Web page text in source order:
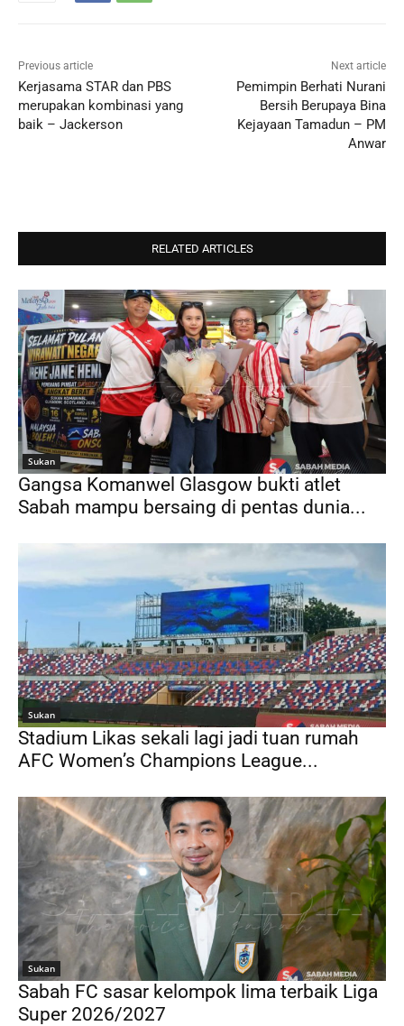
Previous article
Kerjasama STAR dan PBS
merupakan kombinasi yang
baik – Jackerson
Next article
Pemimpin Berhati Nurani
Bersih Berupaya Bina
Kejayaan Tamadun – PM
Anwar
RELATED ARTICLES
Sukan
Gangsa Komanwel Glasgow bukti atlet
Sabah mampu bersaing di pentas dunia...
Sukan
Stadium Likas sekali lagi jadi tuan rumah
AFC Women’s Champions League...
Sukan
Sabah FC sasar kelompok lima terbaik Liga
Super 2026/2027